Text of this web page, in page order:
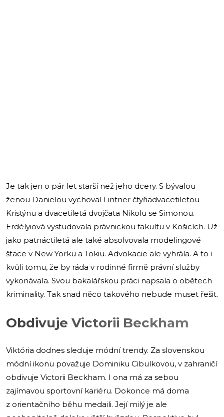
Je tak jen o pár let starší než jeho dcery. S bývalou
ženou Danielou vychoval Lintner čtyřiadvacetiletou
Kristýnu a dvacetiletá dvojčata Nikolu se Simonou.
Erdélyiová vystudovala právnickou fakultu v Košicích. Už
jako patnáctiletá ale také absolvovala modelingové
štace v New Yorku a Tokiu. Advokacie ale vyhrála. A to i
kvůli tomu, že by ráda v rodinné firmě právní služby
vykonávala. Svou bakalářskou práci napsala o obětech
kriminality. Tak snad něco takového nebude muset řešit.
Obdivuje Victorii Beckham
Viktória dodnes sleduje módní trendy. Za slovenskou
módní ikonu považuje Dominiku Cibulkovou, v zahraničí
obdivuje Victorii Beckham. I ona má za sebou
zajímavou sportovní kariéru. Dokonce má doma
z orientačního běhu medaili. Její milý je ale